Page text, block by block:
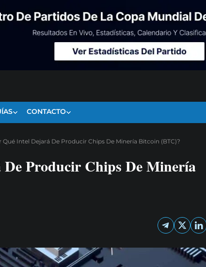
CONTACTO
Qué Intel Dejará De Producir Chips De Minería Bitcoin (BTC)?
Producir Chips De Minería